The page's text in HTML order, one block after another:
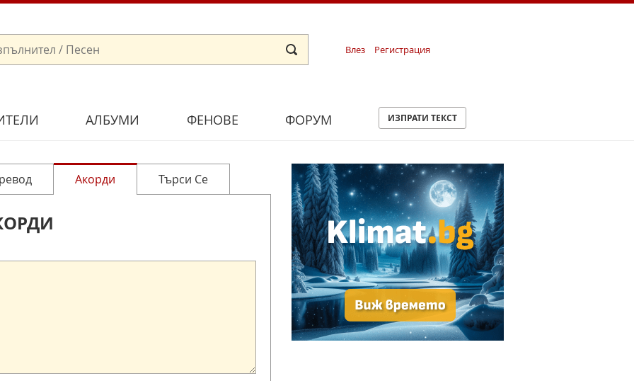
Влез Регистрация
АЛБУМИ ФЕНОВЕ ФОРУМ ИЗПРАТИ ТЕКСТ
Акорди Търси Се